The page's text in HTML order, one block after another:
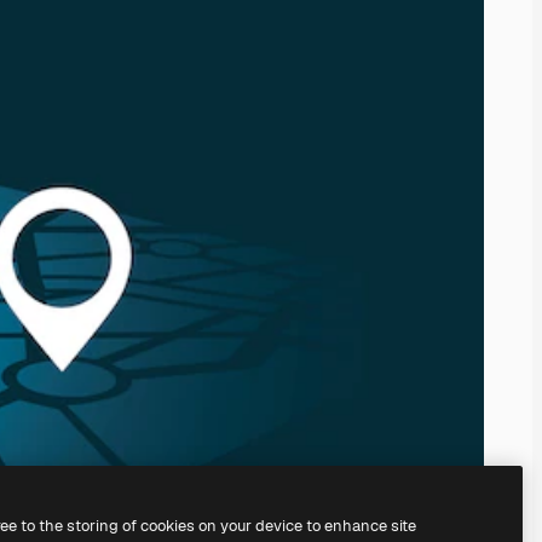
to the storing of cookies on your device to enhance site